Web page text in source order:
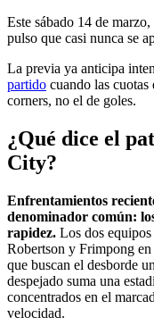
Este sábado 14 de
pulso que casi nunca se
La previa ya anticipa
partido cuando las cuotas
corners, no el de goles.
¿Qué dice el
City?
Enfrentamientos
denominador común:
rapidez. Los dos
Robertson y Frimpong
que buscan el desborde
despejado suma una
concentrados en el
velocidad.